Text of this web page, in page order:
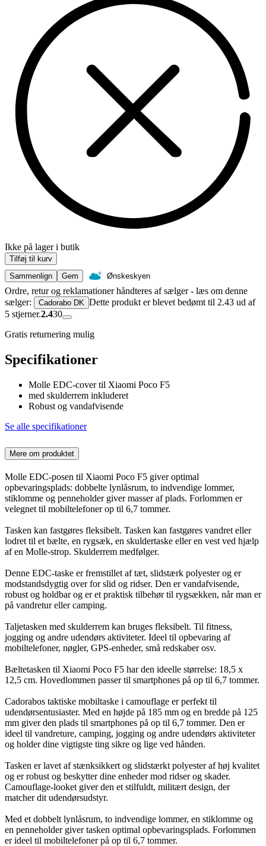
Ikke på lager i butik
Tilføj til kurv
Sammenlign
Gem Ønskeskyen
Ordre, retur og reklamationer håndteres af sælger - læs om denne
sælger:
Cadorabo DK Dette produkt er blevet bedømt til 2.43 ud af
5 stjerner.2.430
Gratis returnering mulig
Specifikationer
Molle EDC-cover til Xiaomi Poco F5
med skulderrem inkluderet
Robust og vandafvisende
Se alle specifikationer
Mere om produktet
Molle EDC-posen til Xiaomi Poco F5 giver optimal
opbevaringsplads: dobbelte lynlåsrum, to indvendige lommer,
stiklomme og penneholder giver masser af plads. Forlommen er
velegnet til mobiltelefoner op til 6,7 tommer.
Tasken kan fastgøres fleksibelt. Tasken kan fastgøres vandret eller
lodret til et bælte, en rygsæk, en skuldertaske eller en vest ved hjælp
af en Molle-strop. Skulderrem medfølger.
Denne EDC-taske er fremstillet af tæt, slidstærk polyester og er
modstandsdygtig over for slid og ridser. Den er vandafvisende,
robust og holdbar og er et praktisk tilbehør til rygsækken, når man er
på vandretur eller camping.
Taljetasken med skulderrem kan bruges fleksibelt. Til fitness,
jogging og andre udendørs aktiviteter. Ideel til opbevaring af
mobiltelefoner, nøgler, GPS-enheder, små redskaber osv.
Bæltetasken til Xiaomi Poco F5 har den ideelle størrelse: 18,5 x
12,5 cm. Hovedlommen passer til smartphones på op til 6,7 tommer.
Cadorabos taktiske mobiltaske i camouflage er perfekt til
udendørsentusiaster. Med en højde på 185 mm og en bredde på 125
mm giver den plads til smartphones på op til 6,7 tommer. Den er
ideel til vandreture, camping, jogging og andre udendørs aktiviteter
og holder dine vigtigste ting sikre og lige ved hånden.
Tasken er lavet af stænksikkert og slidstærkt polyester af høj kvalitet
og er robust og beskytter dine enheder mod ridser og skader.
Camouflage-looket giver den et stilfuldt, militært design, der
matcher dit udendørsudstyr.
Med et dobbelt lynlåsrum, to indvendige lommer, en stiklomme og
en penneholder giver tasken optimal opbevaringsplads. Forlommen
er ideel til mobiltelefoner på op til 6,7 tommer.